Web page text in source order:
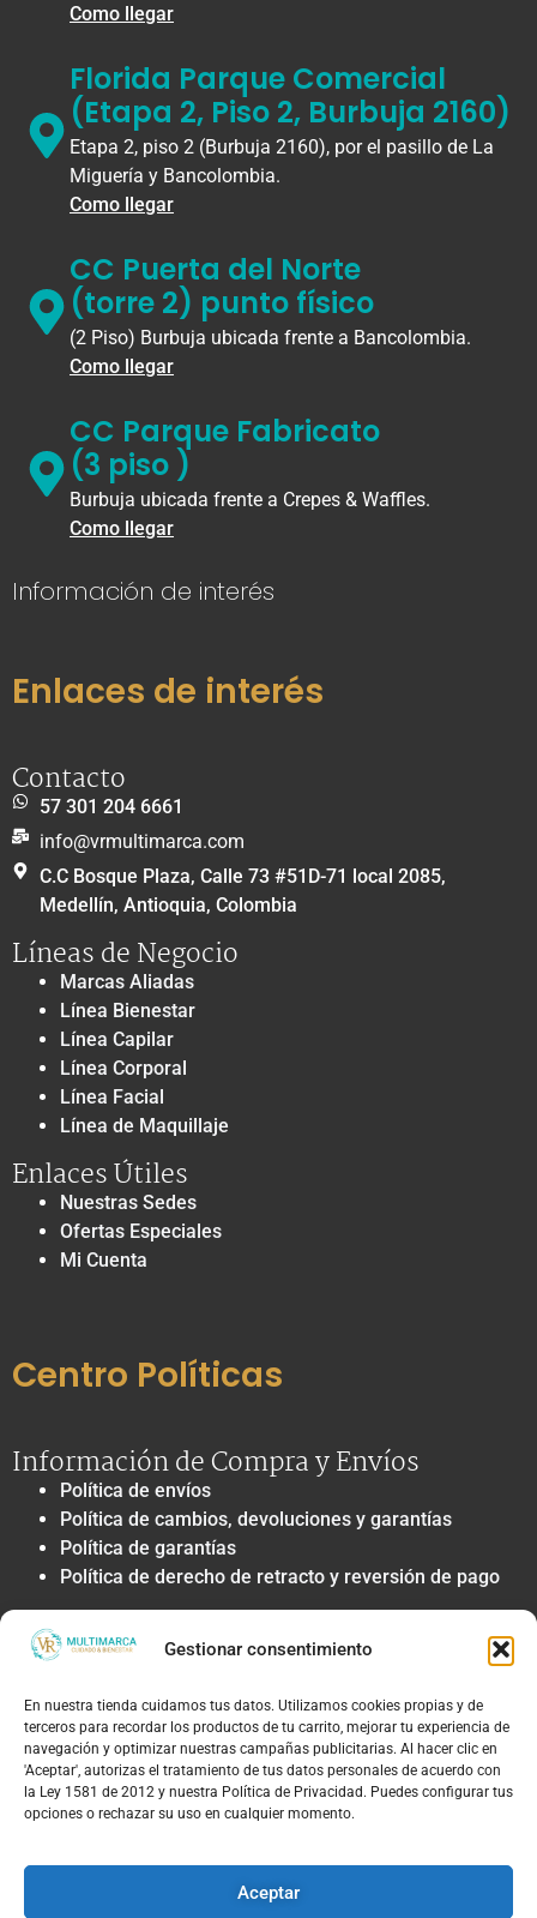
Gestionar consentimiento
En nuestra tienda cuidamos tus datos. Utilizamos cookies propias y de
terceros para recordar los productos de tu carrito, mejorar tu experiencia de
navegación y optimizar nuestras campañas publicitarias. Al hacer clic en
'Aceptar', autorizas el tratamiento de tus datos personales de acuerdo con
la Ley 1581 de 2012 y nuestra Política de Privacidad. Puedes configurar tus
opciones o rechazar su uso en cualquier momento.
Aceptar
Como llegar
Florida Parque Comercial
(Etapa 2, Piso 2, Burbuja 2160)
Etapa 2, piso 2 (Burbuja 2160), por el pasillo de La
Miguería y Bancolombia.
Como llegar
CC Puerta del Norte
(torre 2) punto físico
(2 Piso) Burbuja ubicada frente a Bancolombia.
Como llegar
CC Parque Fabricato
(3 piso )
Burbuja ubicada frente a Crepes & Waffles.
Como llegar
Información de interés
Enlaces de interés
Contacto
57 301 204 6661
info@vrmultimarca.com
C.C Bosque Plaza, Calle 73 #51D-71 local 2085,
Medellín, Antioquia, Colombia
Líneas de Negocio
Marcas Aliadas
Línea Bienestar
Línea Capilar
Línea Corporal
Línea Facial
Línea de Maquillaje
Enlaces Útiles
Nuestras Sedes
Ofertas Especiales
Mi Cuenta
Centro Políticas
Información de Compra y Envíos
Política de envíos
Política de cambios, devoluciones y garantías
Política de garantías
Política de derecho de retracto y reversión de pago
Privacidad y Tratamiento de Datos
Política de privacidad y tratamiento de datos
Autorización de contacto, marketing y
comunicaciones comerciales
Política de cookies
Términos Legales y Soporte
Política de PQRS y atención al cliente